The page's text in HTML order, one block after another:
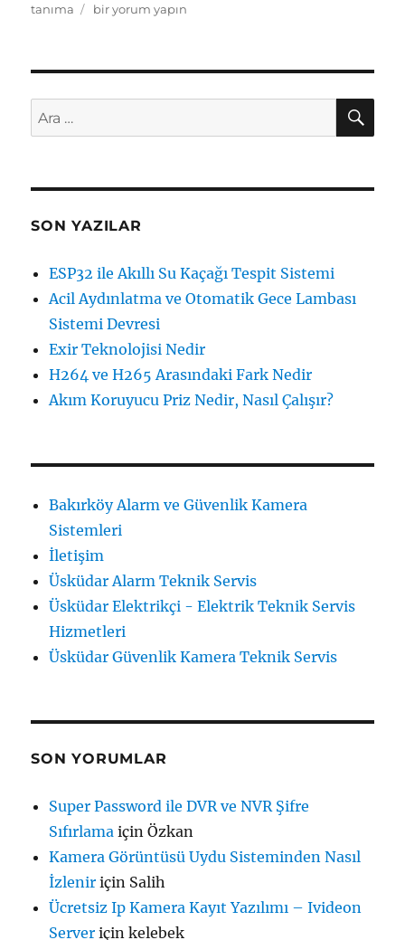
tarihi
tanıma
Personel
Kullanım
için
bir yorum yapın
Ara:
SON YAZILAR
ESP32 ile Akıllı Su Kaçağı Tespit Sistemi
Acil Aydınlatma ve Otomatik Gece Lambası
Sistemi Devresi
Exir Teknolojisi Nedir
H264 ve H265 Arasındaki Fark Nedir
Akım Koruyucu Priz Nedir, Nasıl Çalışır?
Bakırköy Alarm ve Güvenlik Kamera
Sistemleri
İletişim
Üsküdar Alarm Teknik Servis
Üsküdar Elektrikçi - Elektrik Teknik Servis
Hizmetleri
Üsküdar Güvenlik Kamera Teknik Servis
SON YORUMLAR
Super Password ile DVR ve NVR Şifre
Sıfırlama içinÖzkan
Kamera Görüntüsü Uydu Sisteminden Nasıl
İzlenir için Salih
Ücretsiz Ip Kamera Kayıt Yazılımı – Ivideon
Server içinkelebek